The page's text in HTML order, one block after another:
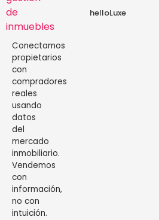
Conectamos
propietarios
con
compradores
reales
usando
datos
del
mercado
inmobiliario.
Vendemos
con
información,
no con
intuición.
helloLuxe